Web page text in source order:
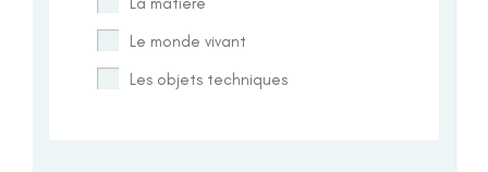
Le monde vivant
Les objets techniques